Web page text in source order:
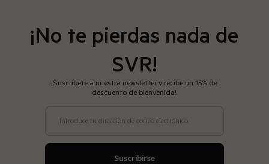
¡No te pierdas nada de
SVR!
¡Suscríbete a nuestra newsletter y recibe un 15% de
descuento de bienvenida!
Introduce tu dirección de correo electrónico
Suscribirse